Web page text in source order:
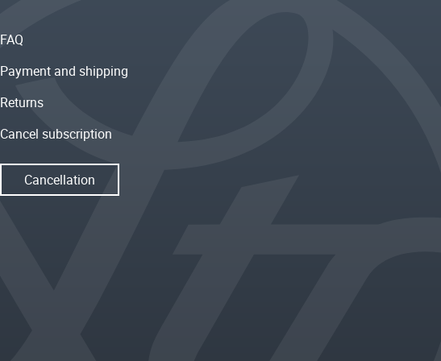
FAQ
Payment and shipping
Returns
Cancel subscription
Cancellation